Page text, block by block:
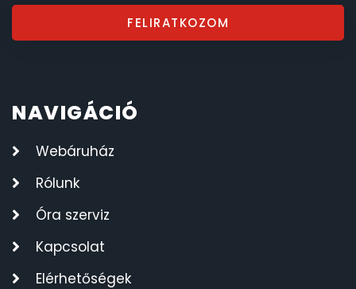
FELIRATKOZOM
NAVIGÁCIÓ
Webáruház
Rólunk
Óra szerviz
Kapcsolat
Elérhetőségek